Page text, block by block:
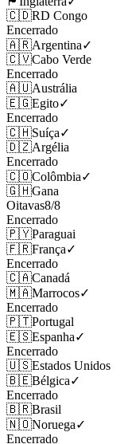
🇨🇩RD Congo
Encerrado
🇦🇷Argentina✓
🇨🇻Cabo Verde
Encerrado
🇦🇺Austrália
🇪🇬Egito✓
Encerrado
🇨🇭Suíça✓
🇩🇿Argélia
Encerrado
🇨🇴Colômbia✓
🇬🇭Gana
Oitavas8/8
Encerrado
🇵🇾Paraguai
🇫🇷França✓
Encerrado
🇨🇦Canadá
🇲🇦Marrocos✓
Encerrado
🇵🇹Portugal
🇪🇸Espanha✓
Encerrado
🇺🇸Estados Unidos
🇧🇪Bélgica✓
Encerrado
🇧🇷Brasil
🇳🇴Noruega✓
Encerrado